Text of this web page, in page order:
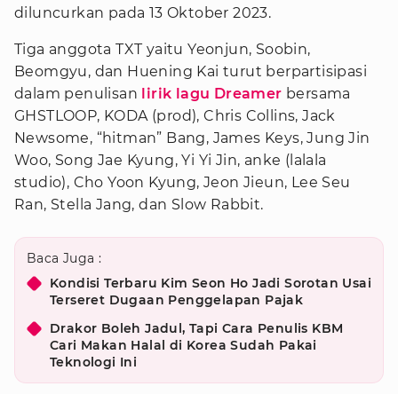
diluncurkan pada 13 Oktober 2023.
Tiga anggota TXT yaitu Yeonjun, Soobin,
Beomgyu, dan Huening Kai turut berpartisipasi
dalam penulisan lirik lagu Dreamer bersama
GHSTLOOP, KODA (prod), Chris Collins, Jack
Newsome, “hitman” Bang, James Keys, Jung Jin
Woo, Song Jae Kyung, Yi Yi Jin, anke (lalala
studio), Cho Yoon Kyung, Jeon Jieun, Lee Seu
Ran, Stella Jang, dan Slow Rabbit.
Baca Juga :
Kondisi Terbaru Kim Seon Ho Jadi Sorotan Usai
Terseret Dugaan Penggelapan Pajak
Drakor Boleh Jadul, Tapi Cara Penulis KBM
Cari Makan Halal di Korea Sudah Pakai
Teknologi Ini